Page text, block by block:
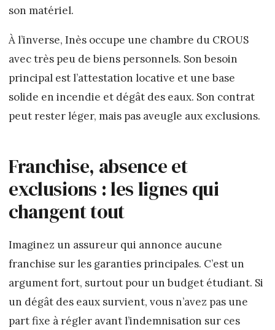
son matériel.
À l’inverse, Inès occupe une chambre du CROUS
avec très peu de biens personnels. Son besoin
principal est l’attestation locative et une base
solide en incendie et dégât des eaux. Son contrat
peut rester léger, mais pas aveugle aux exclusions.
Franchise, absence et
exclusions : les lignes qui
changent tout
Imaginez un assureur qui annonce aucune
franchise sur les garanties principales. C’est un
argument fort, surtout pour un budget étudiant. Si
un dégât des eaux survient, vous n’avez pas une
part fixe à régler avant l’indemnisation sur ces